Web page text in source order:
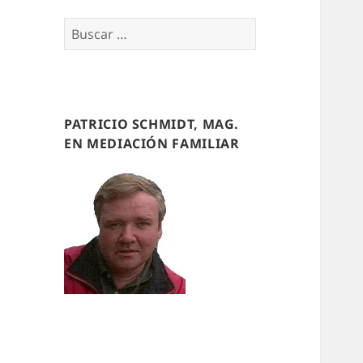
Buscar
por:
PATRICIO SCHMIDT, MAG.
EN MEDIACIÓN FAMILIAR